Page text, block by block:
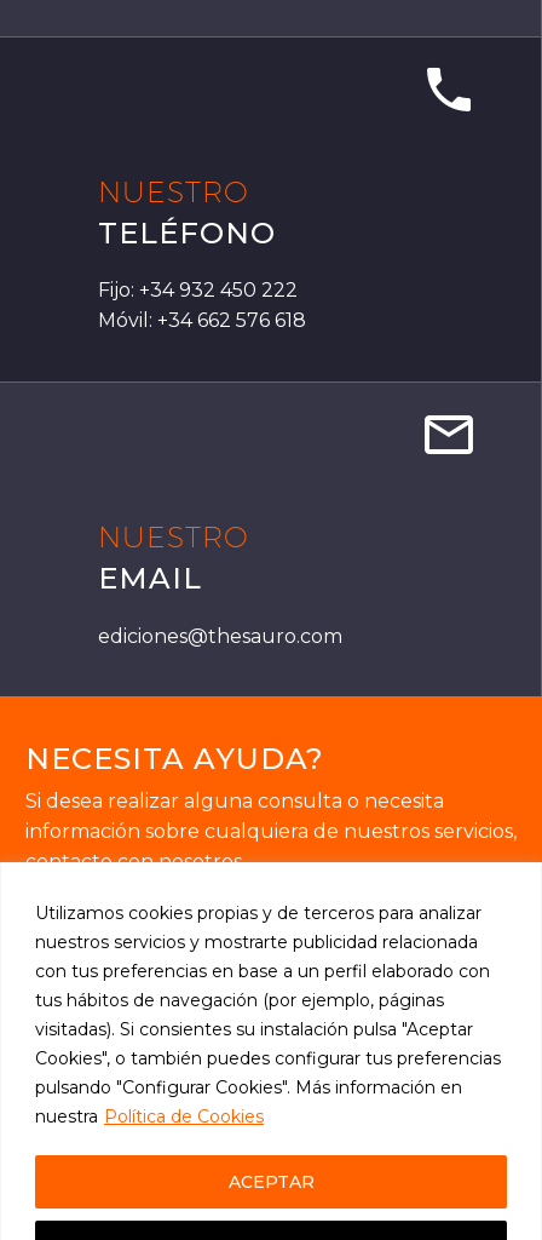
Utilizamos cookies propias y de terceros para analizar
nuestros servicios y mostrarte publicidad relacionada
con tus preferencias en base a un perfil elaborado con
tus hábitos de navegación (por ejemplo, páginas
visitadas). Si consientes su instalación pulsa "Aceptar
Cookies", o también puedes configurar tus preferencias
pulsando "Configurar Cookies". Más información en
nuestra Política de Cookies
ACEPTAR


NUESTRO
TELÉFONO
Fijo: +34 932 450 222
Móvil: +34 662 576 618


NUESTRO
EMAIL
ediciones@thesauro.com
NECESITA AYUDA?
Si desea realizar alguna consulta o necesita
información sobre cualquiera de nuestros servicios,
contacte con nosotros.
 SOLICITE INFORMACIÓN
2024 © Thesauro Ediciones, S.L.